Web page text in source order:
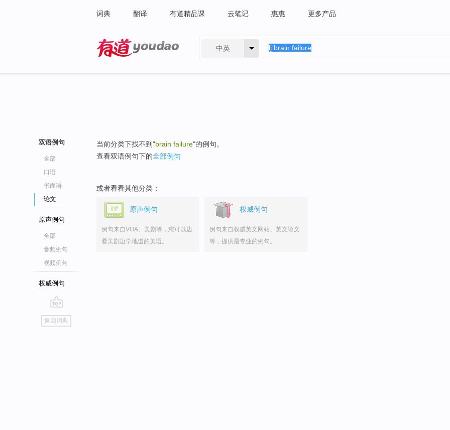
词典 翻译 有道精品课 云笔记 惠惠 更多产品
中英
双语例句
全部
口语
书面语
论文
原声例句
全部
音频例句
视频例句
权威例句
go
top
返回词典
当前分类下找不到"brain failure"的例句。
查看双语例句下的全部例句
或者看看其他分类：
原声例句
例句来自VOA、美剧等，您可以边
看美剧边学地道的美语。
权威例句
例句来自权威英文网站、英文论文
等，提供最专业的例句。